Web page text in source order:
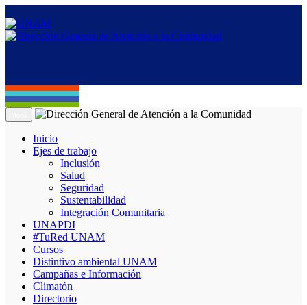
Inicio
Ejes de trabajo
Inclusión
Salud
Seguridad
Sustentabilidad
Integración Comunitaria
UNAPDI
#TuRed UNAM
Cursos
Distintivo ambiental UNAM
Campañas e Información
Climatón
Directorio